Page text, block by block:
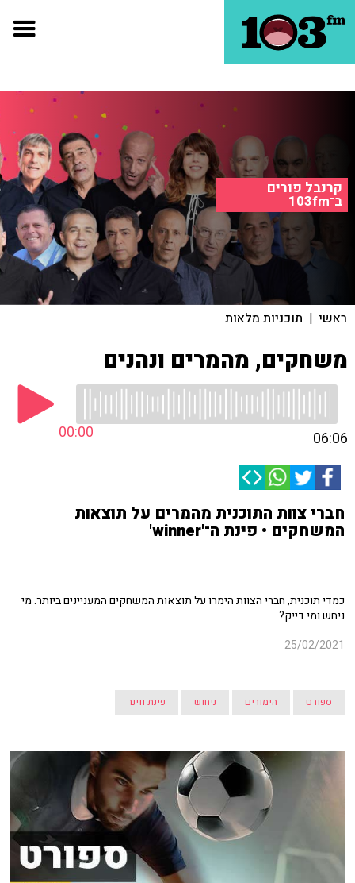
קרנבל פורים
ב־103fm
ראשי | תוכניות מלאות
משחקים, מהמרים ונהנים
00:00 06:06
חברי צוות התוכנית מהמרים על תוצאות
המשחקים • פינת ה־'winner'
כמדי תוכנית, חברי הצוות הימרו על תוצאות המשחקים המעניינים ביותר. מי
ניחש ומי דייק?
25/02/2021
ספורט הימורים ניחוש פינת ווינר